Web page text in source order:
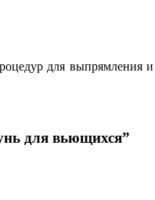
для выпрямления
для вьющихся”